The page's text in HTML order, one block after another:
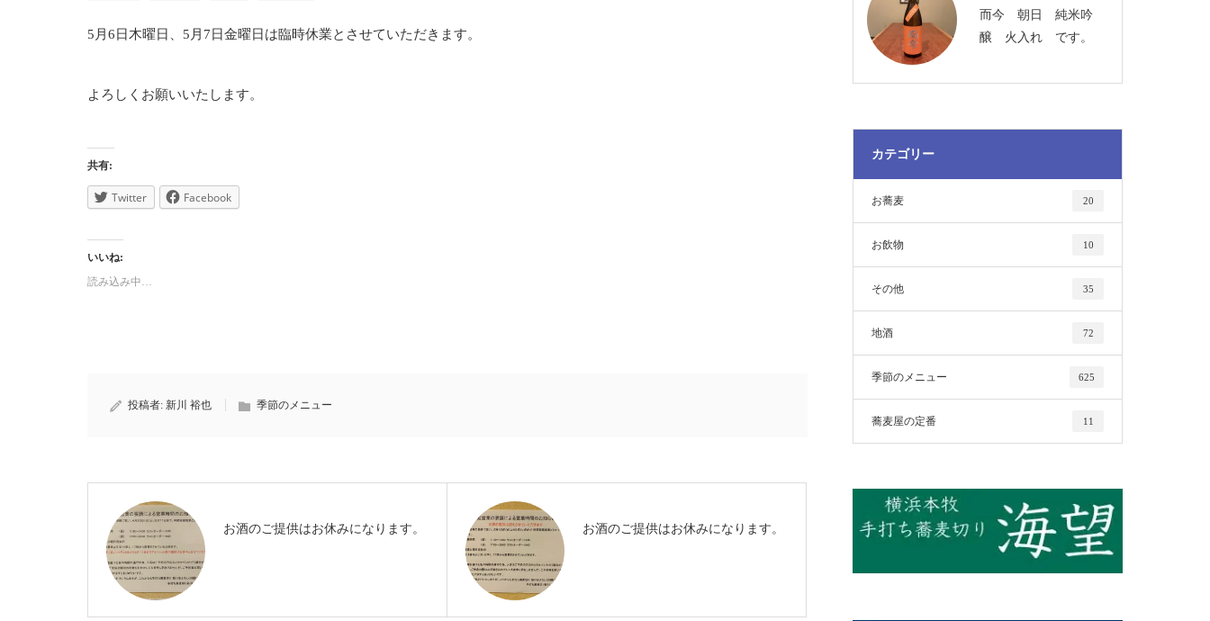
5 月 6 日木曜日、 5 月 7 日金曜日は臨時休業とさせていただきます。
よろしくお願いいたします。
共有:
Twitter Facebook
いいね:
読み込み中…
投稿者: 新川 裕也 季節のメニュー
お酒のご提供はお休みになります。 お酒のご提供はお休みになります。
而今 朝日 純米吟
醸 火入れ です。
カテゴリー
お蕎麦 20
お飲物 10
その他 35
地酒 72
季節のメニュー 625
蕎麦屋の定番 11